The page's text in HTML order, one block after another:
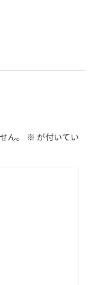
ん。 ※ が付いてい